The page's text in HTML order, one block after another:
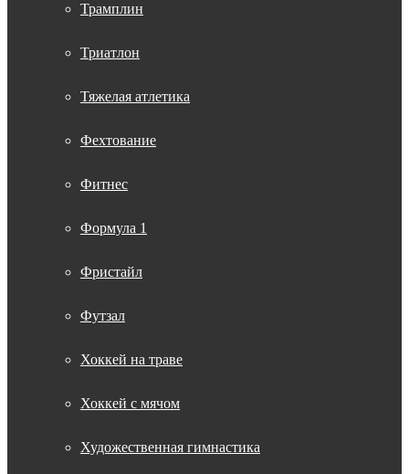
Трамплин
Триатлон
Тяжелая атлетика
Фехтование
Фитнес
Формула 1
Фристайл
Футзал
Хоккей на траве
Хоккей с мячом
Художественная гимнастика